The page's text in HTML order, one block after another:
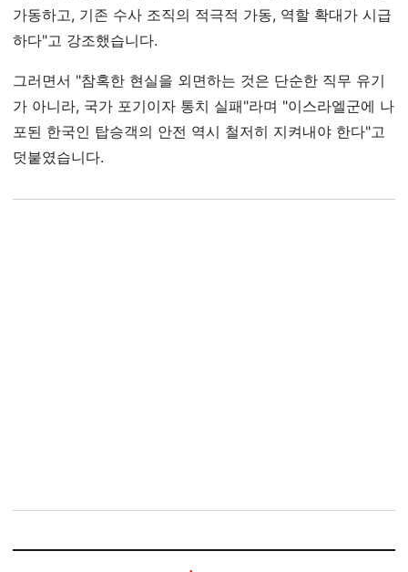
가동하고, 기존 수사 조직의 적극적 가동, 역할 확대가 시급
하다"고 강조했습니다.
그러면서 "참혹한 현실을 외면하는 것은 단순한 직무 유기
가 아니라, 국가 포기이자 통치 실패"라며 "이스라엘군에 나
포된 한국인 탑승객의 안전 역시 철저히 지켜내야 한다"고
덧붙였습니다.